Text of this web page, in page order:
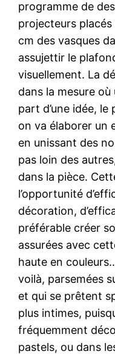
programme de
projecteurs
cm des vasques
assujettir le
visuellement. La
dans la mesure
part d’une idée,
on va élaborer un
en unissant des
pas loin des
dans la pièce.
l’opportunité
décoration,
préférable créer
assurées avec
haute en
voilà, parsemées
et qui se prêtent
plus intimes,
fréquemment
pastels, ou dans